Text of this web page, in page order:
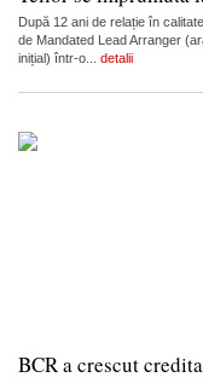
După 12 ani de relație în
de Mandated Lead Arranger
inițial) într-o... detalii
BCR a crescut